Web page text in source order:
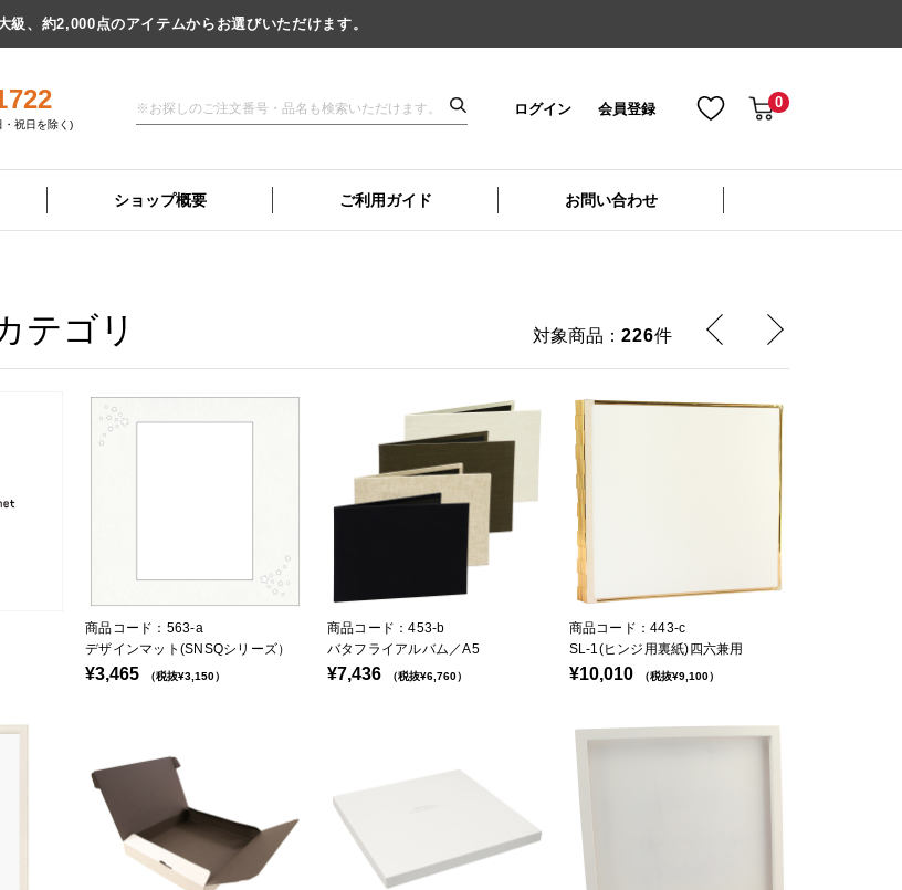
級、約2,000点のアイテムからお選びいただけます。
祝日を除く)
ログイン 会員登録 0
ショップ概要 ご利用ガイド お問い合わせ
テゴリ 対象商品：226件
商品コード：563-a
デザインマット(SNSQシリーズ）
¥3,465 （税抜¥3,150）
商品コード：453-b
バタフライアルバム／A5
¥7,436 （税抜¥6,760）
商品コード：443-c
SL-1(ヒンジ用裏紙)四六兼用
¥10,010 （税抜¥9,100）